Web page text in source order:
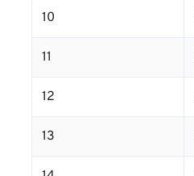
10
11
12
13